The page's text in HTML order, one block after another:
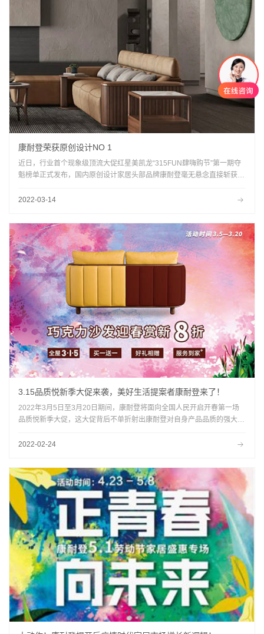
康耐登荣获原创设计NO 1
近日，行业首个现象级顶流大促红星美凯龙“315FUN肆嗨购节”第一期夺
魁榜单正式发布，国内原创设计家居头部品牌康耐登毫无悬念直接斩获原
2022-03-14
3.15品质悦新季大促来袭，美好生活提案者康耐登来了！
2022年3月5日至3月20日期间，康耐登将面向全国人民开启开春第一场
品质悦新季大促，这大促背后不单折射出康耐登对自身产品品质的强大底
2022-02-24